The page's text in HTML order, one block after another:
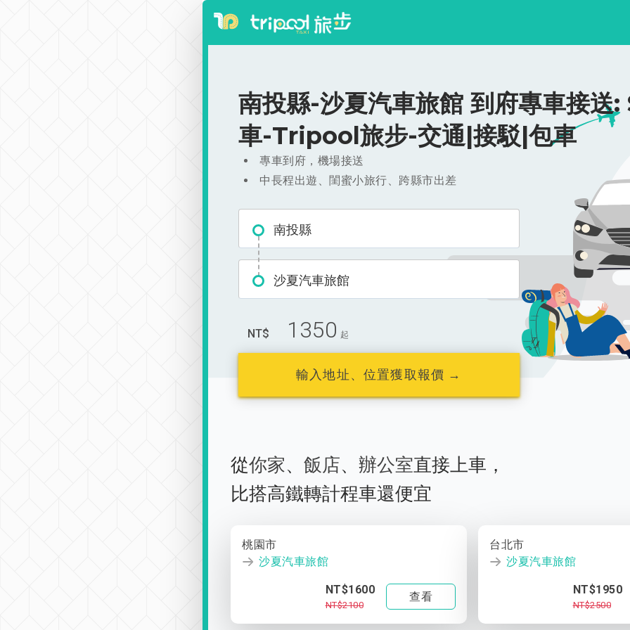
南投縣-沙夏汽車旅館 到府專車接送
車-Tripool旅步-交通|接駁|包車
專車到府，機場接送
中長程出遊、閨蜜小旅行、跨縣市出差
南投縣
沙夏汽車旅館
NT$ 1350 起
輸入地址、位置獲取報價 →
從你家、 飯店、 辦公室直接上車，
比搭高鐵轉計程車還便宜
桃園市
沙夏汽車旅館
NT$1600
NT$2100
查看
台北市
沙夏汽車旅館
NT$1950
NT$2500